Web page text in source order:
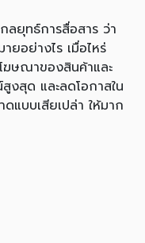
ลยุทธ์การสื่อสาร ว่า
ยอย่างไร เมื่อไหร่
ฆษณาของสินค้าและ
งสุด และลดโอกาสใน
แบบเสียเปล่า ให้มาก